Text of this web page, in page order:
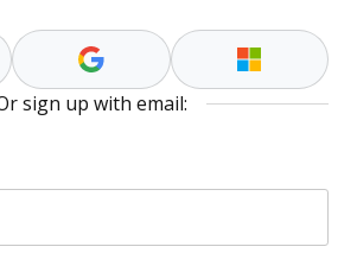
sign up with email: